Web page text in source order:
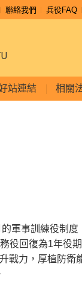
聯絡我們 兵役FAQ
站連結 相關
軍事訓練役制
役回復為1年役
戰力，厚植防